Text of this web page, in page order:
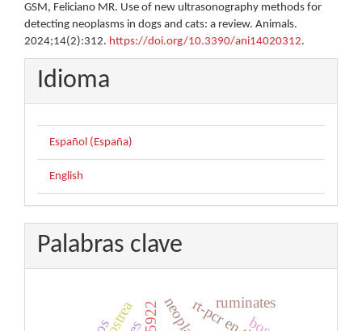
GSM, Feliciano MR. Use of new ultrasonography methods for
detecting neoplasms in dogs and cats: a review. Animals.
2024;14(2):312. https://doi.org/10.3390/ani14020312.
Idioma
Español (España)
English
Palabras clave
ruminates